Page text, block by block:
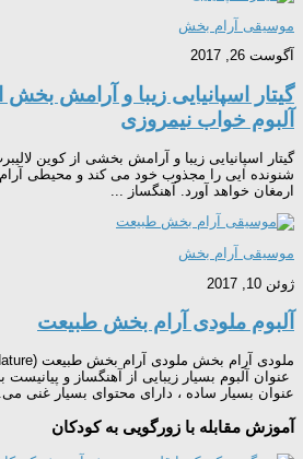
موسیقی آرام بخش
آگوست 26, 2017
گیتار اسپانیایی زیبا و آرامش بخش
آلبوم خواب نیمروزی
گیتار اسپانیایی زیبا و آرامش بخشی از کوین
شنونده ایی را مجذوب خود می کند و محیطی
ارمغان خواهد آورد. آهنگساز ...
موسیقی آرام بخش
ژوئن 10, 2017
آلبوم ملودی آرام بخش طبیعت
عنوان آلبوم بسیار زیبایی از آهنگساز و
عنوان بسیار ساده ، دارای محتوای بسیار غنی
آموزش مقابله با زورگویی به کودکان